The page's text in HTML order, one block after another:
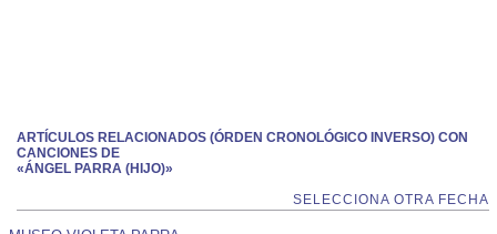
ARTÍCULOS RELACIONADOS (ÓRDEN CRONOLÓGICO INVERSO) CON
CANCIONES DE
«ÁNGEL PARRA (HIJO)»
SELECCIONA OTRA FECHA